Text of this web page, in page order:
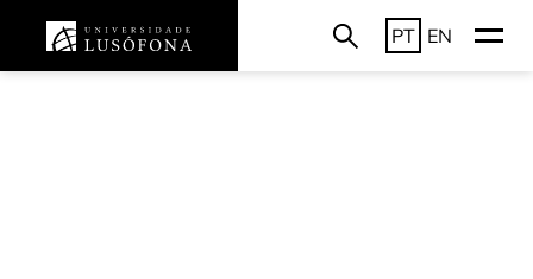
PT EN